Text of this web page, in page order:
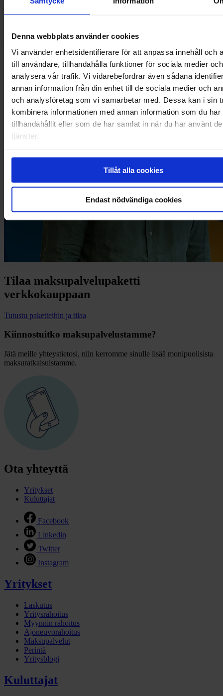
Denna webbplats använder cookies
Vi använder enhetsidentifierare för att anpassa innehåll och
till användare, tillhandahålla funktioner för sociala medier och
analysera vår trafik. Vi vidarebefordrar även sådana
annan information från din enhet till de sociala medier och
och analysföretag som vi samarbetar med. Dessa kan i sin
kombinera informationen med annan information som du har
tillhandahållit eller som de har samlat in när du har använt
tjänster.
Tillåt alla cookies
Endast nödvändiga cookies
ilman turhia viivytyksiä. Asiakaspalvelumme vastaa puheluusi
Akseli, Sales Manager
Kysy lisää Akselilta
Tilaa maksupalvelupaketti
verkkokauppaan
Tutustu paketteihin ja tilaa
Kiinnostuitko maksupalvelustamme?
Jätä meille yhteystietosi, niin kerromme sinulle lisää monipuolisista
maksuratkaisuistamme.
Ota yhteyttä
Yritykset
Kuluttajat
Facebook
Linkedin
Twitter
Instagram
Yritykset
Laskutus
Yritysrahoitus
Myynnin rahoitus
Ajoneuvorahoitus
Maksupalvelut
Perintä
Yritysblogi
Kuluttajat